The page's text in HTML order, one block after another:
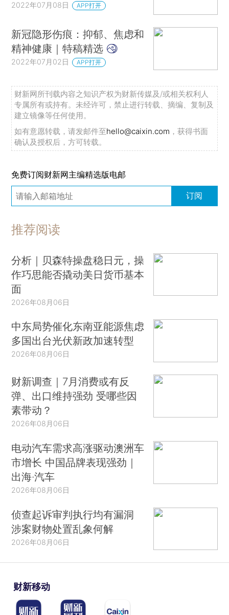
2022年07月08日 APP打开
新冠隐形伤痕：抑郁、焦虑和
精神健康｜特稿精选
2022年07月02日 APP打开
财新网所刊载内容之知识产权为财新传媒及/或相关权利人
专属所有或持有。未经许可，禁止进行转载、摘编、复制及
建立镜像等任何使用。
如有意愿转载，请发邮件至hello@caixin.com ，获得书面
确认及授权后，方可转载。
免费订阅财新网主编精选版电邮
订阅
推荐阅读
分析｜贝森特操盘稳日元，操
作巧思能否撬动美日货币基本
面
2026年08月06日
中东局势催化东南亚能源焦虑
多国出台光伏新政加速转型
2026年08月06日
财新调查｜7月消费或有反
弹、出口维持强劲 受哪些因
素带动？
2026年08月06日
电动汽车需求高涨驱动澳洲车
市增长 中国品牌表现强劲｜
出海·汽车
2026年08月06日
侦查起诉审判执行均有漏洞
涉案财物处置乱象何解
2026年08月06日
财新移动